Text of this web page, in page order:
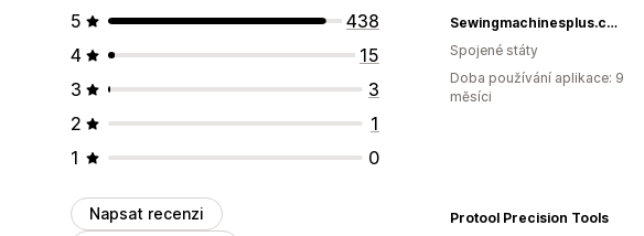
5
438
4
15
3
3
2
1
1
0
Napsat recenzi
Sewingmachinesplus.com
Spojené státy
Doba používání aplikace: 9
měsíci
Protool Precision Tools